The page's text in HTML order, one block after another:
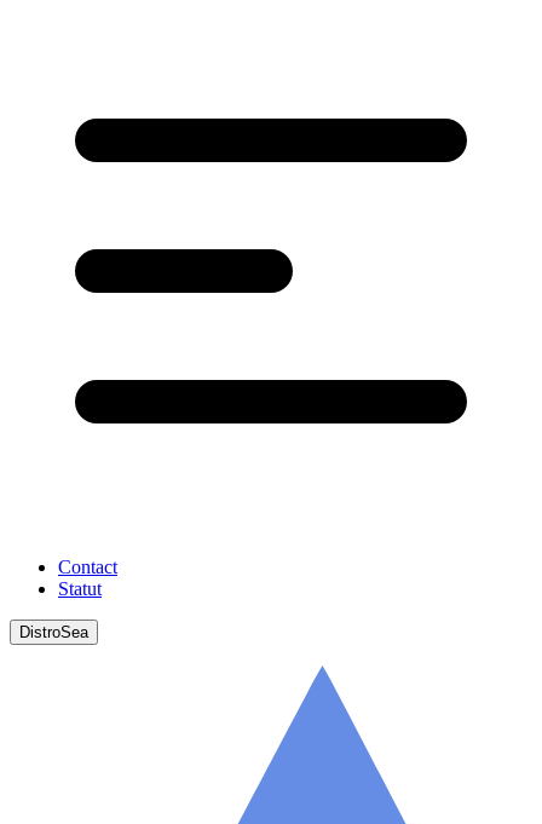
Contact
Statut
DistroSea